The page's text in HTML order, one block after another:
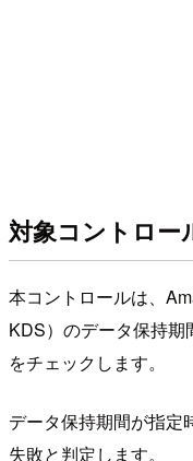
対象コントロー
本コントロールは、
KDS）のデータ保持
をチェックします。
データ保持期間が指定
失敗と判定します。